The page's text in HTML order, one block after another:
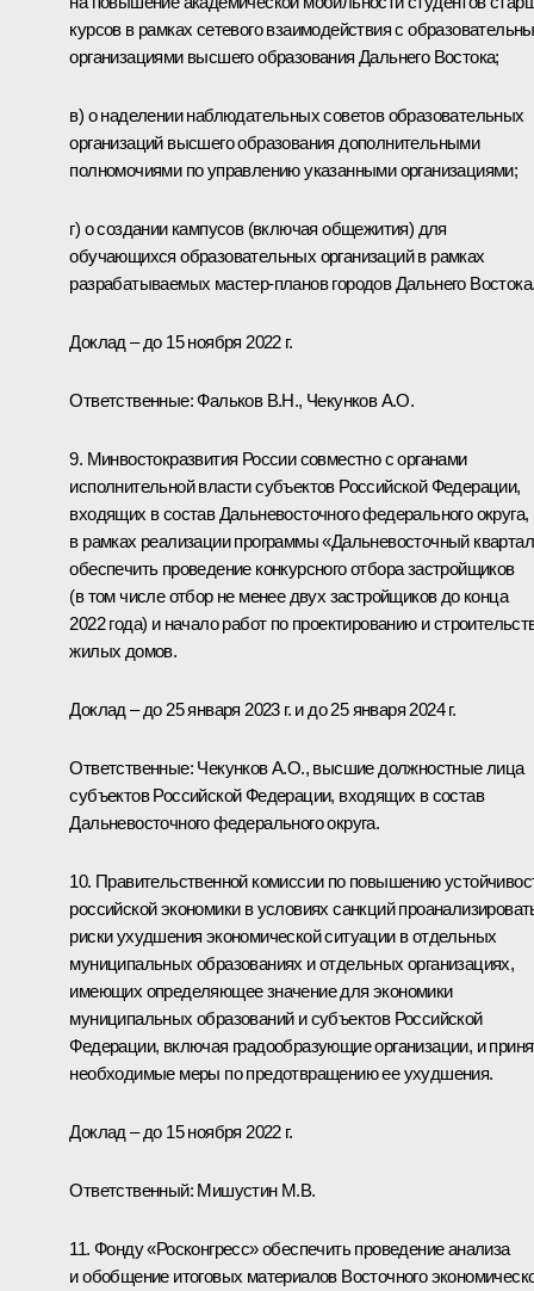
курсов в рамках сетевого взаимодействия с
организациями высшего образования Дальнего Востока;
в) о наделении наблюдательных советов образовательных
организаций высшего образования дополнительными
полномочиями по управлению указанными организациями;
г) о создании кампусов (включая общежития) для
обучающихся образовательных организаций в рамках
разрабатываемых мастер-планов городов Дальнего
Доклад – до 15 ноября 2022 г.
Ответственные: Фальков В.Н., Чекунков А.О.
9. Минвостокразвития России совместно с органами
исполнительной власти субъектов Российской Федерации,
входящих в состав Дальневосточного федерального округа,
в рамках реализации программы «Дальневосточный
обеспечить проведение конкурсного отбора застройщиков
(в том числе отбор не менее двух застройщиков до конца
2022 года) и начало работ по проектированию и
жилых домов.
Доклад – до 25 января 2023 г. и до 25 января 2024 г.
Ответственные: Чекунков А.О., высшие должностные лица
субъектов Российской Федерации, входящих в состав
Дальневосточного федерального округа.
10. Правительственной комиссии по повышению
российской экономики в условиях санкций
риски ухудшения экономической ситуации в отдельных
муниципальных образованиях и отдельных организациях,
имеющих определяющее значение для экономики
муниципальных образований и субъектов Российской
Федерации, включая градообразующие организации, и
необходимые меры по предотвращению ее ухудшения.
Доклад – до 15 ноября 2022 г.
Ответственный: Мишустин М.В.
11. Фонду «Росконгресс» обеспечить проведение анализа
и обобщение итоговых материалов Восточного